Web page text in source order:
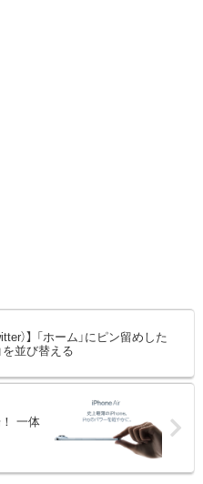
）】 「ホーム」にピン留めした
を並び替える
！ 一体